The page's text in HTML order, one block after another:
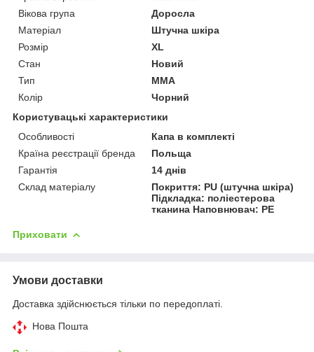
Вікова група
Доросла
Матеріал
Штучна шкіра
Розмір
XL
Стан
Новий
Тип
MMA
Колір
Чорний
Користувацькі характеристики
Особливості
Капа в комплекті
Країна реєстрації бренда
Польща
Гарантія
14 днів
Склад матеріалу
Покриття: PU (штучна шкіра)
Підкладка: поліестерова
тканина Наповнювач: PE
Приховати
Умови доставки
Доставка здійснюється тільки по передоплаті.
Нова Пошта